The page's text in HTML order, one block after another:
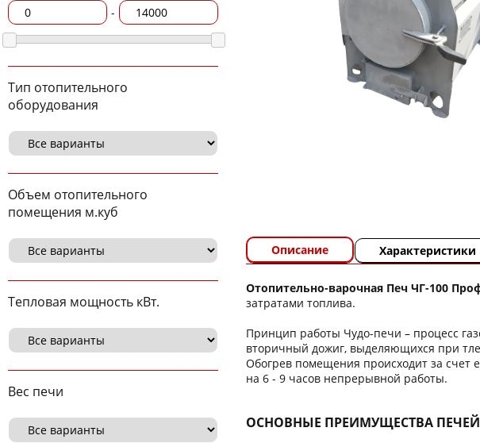
-
Тип отопительного
оборудования
Объем отопительного
помещения м.куб
Тепловая мощность кВт.
Вес печи
Описание Характеристики
Отопительно-варочная Печ ЧГ-100
затратами топлива.
Принцип работы Чудо-печи – процесс
вторичный дожиг, выделяющихся при
Обогрев помещения происходит за счет
на 6 - 9 часов непрерывной работы.
ОСНОВНЫЕ ПРЕИМУЩЕСТВА